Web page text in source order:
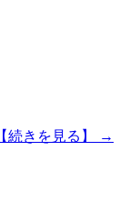
【続きを見る】 →